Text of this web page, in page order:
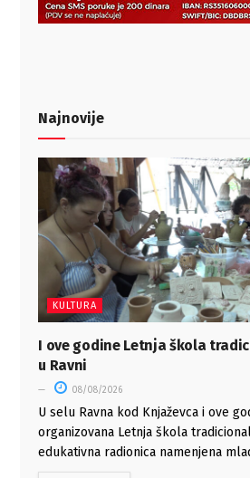
Najnovije
KULTURA
I ove godine Letnja škola
u Ravni
08/08/2026
U selu Ravna kod Knjaževca i ove
organizovana Letnja škola
edukativna radionica namenjena